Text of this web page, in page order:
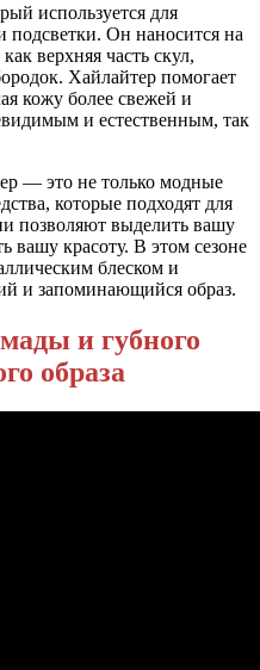
используется для
подсветки. Он наносится на
верхняя часть скул,
Хайлайтер помогает
кожу более свежей и
и естественным, так
— это не только модные
которые подходят для
позволяют выделить вашу
вашу красоту. В этом сезоне
блеском и
и запоминающийся образ.
и губного
образа